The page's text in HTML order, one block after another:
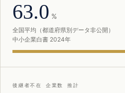
63.0 %
全国平均（都道府県別データ非公開）
中小企業白書 2024年
後継者不在 企業数 推計